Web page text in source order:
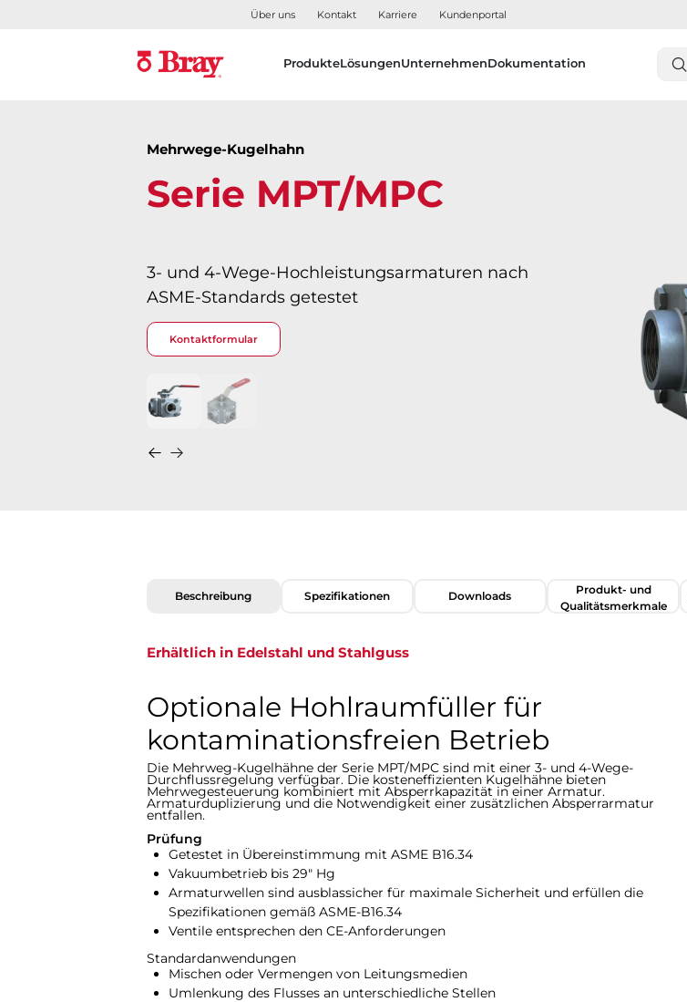
Über uns Kontakt Karriere Kundenportal
ProdukteLösungenUnternehmenDokumentation
Mehrwege-Kugelhahn
Serie MPT/MPC
3- und 4-Wege-Hochleistungsarmaturen nach
ASME-Standards getestet
Kontaktformular
Beschreibung Spezifikationen Downloads
Produkt- und
Qualitätsmerkmale
Erhältlich in Edelstahl und Stahlguss
Optionale Hohlraumfüller für
kontaminationsfreien Betrieb
Die Mehrweg-Kugelhähne der Serie MPT/MPC sind mit einer 3- und 4-Wege-
Durchflussregelung verfügbar. Die kosteneffizienten Kugelhähne bieten
Mehrwegesteuerung kombiniert mit Absperrkapazität in einer Armatur.
Armaturduplizierung und die Notwendigkeit einer zusätzlichen Absperrarmatur
entfallen.
Prüfung
Getestet in Übereinstimmung mit ASME B16.34
Vakuumbetrieb bis 29" Hg
Armaturwellen sind ausblassicher für maximale Sicherheit und erfüllen die
Spezifikationen gemäß ASME-B16.34
Ventile entsprechen den CE-Anforderungen
Standardanwendungen
Mischen oder Vermengen von Leitungsmedien
Umlenkung des Flusses an unterschiedliche Stellen